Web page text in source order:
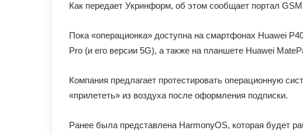
Как передает Укринформ, об этом сообщает портал GSM
Пока «операционка» доступна на смартфонах Huawei
Pro (и его версии 5G), а также на планшете Huawei
Компания предлагает протестировать операционную
«прилететь» из воздуха после оформления подписки.
Ранее была представлена ​​HarmonyOS, которая будет